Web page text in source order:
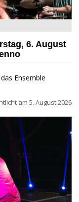
Garda Jazz
6. August
Ensemble
am 5. August 2026